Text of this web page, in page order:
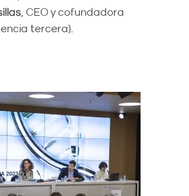
, CEO y cofundadora
tercera).